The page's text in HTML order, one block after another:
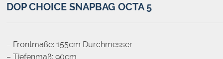
DOP CHOICE SNAPBAG OCTA 5
– Frontmaße: 155cm Durchmesser
– Tiefenmaß: 90cm